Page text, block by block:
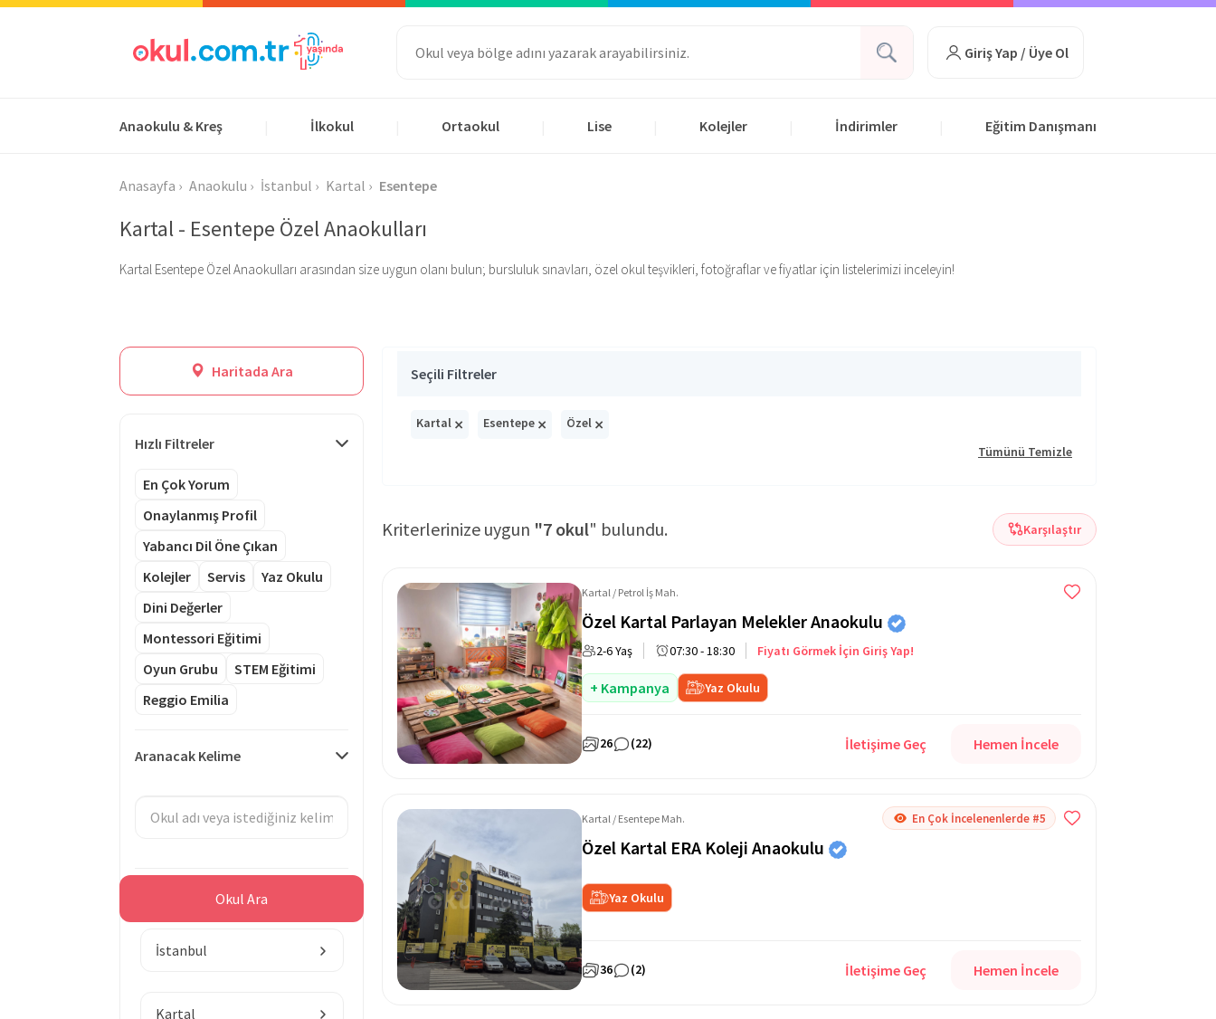
Giriş Yap / Üye Ol
Anaokulu & Kreş İlkokul Ortaokul Lise Kolejler İndirimler Eğitim Danışmanı
Anasayfa Anaokulu İstanbul Kartal Esentepe
Kartal - Esentepe Özel Anaokulları
Kartal Esentepe Özel Anaokulları arasından size uygun olanı bulun; bursluluk sınavları, özel okul teşvikleri, fotoğraflar ve fiyatlar için listelerimizi inceleyin!
Haritada Ara
Hızlı Filtreler
En Çok Yorum
Onaylanmış Profil
Yabancı Dil Öne Çıkan
Kolejler
Servis
Yaz Okulu
Dini Değerler
Montessori Eğitimi
Oyun Grubu
STEM Eğitimi
Reggio Emilia
Aranacak Kelime
İstanbul
Kartal
Okul Ara
Seçili Filtreler
Kartal × Esentepe × Özel ×
Tümünü Temizle
Kriterlerinize uygun "7 okul" bulundu. Karşılaştır
Kartal / Petrol İş Mah.
Özel Kartal Parlayan Melekler Anaokulu
2-6 Yaş 07:30 - 18:30 Fiyatı Görmek İçin Giriş Yap!
+ Kampanya Yaz Okulu
26 (22) İletişime Geç Hemen İncele
Kartal / Esentepe Mah. En Çok İncelenenlerde #5
Özel Kartal ERA Koleji Anaokulu
Yaz Okulu
36 (2) İletişime Geç Hemen İncele